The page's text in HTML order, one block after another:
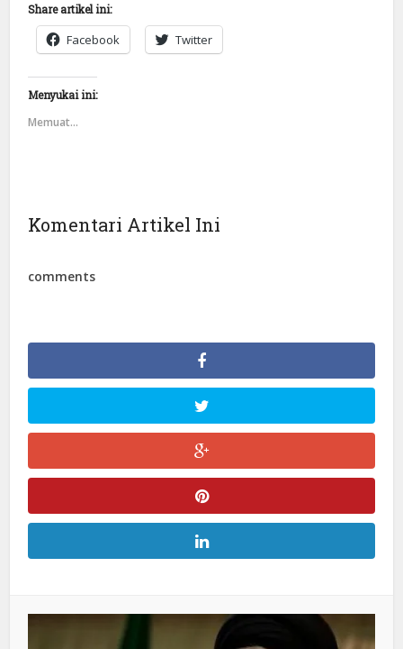
Share artikel ini:
Facebook Twitter
Menyukai ini:
Memuat...
Komentari Artikel Ini
comments